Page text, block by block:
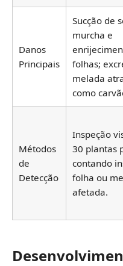
Danos
Principais
Sucção de
murcha e
folhas;
melada
como
Métodos
de
Detecção
Inspeção
30 plantas
contando
folha ou
afetada.